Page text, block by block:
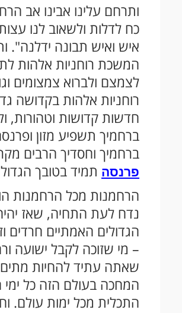
ותרחם עלינו אבינו אב
כח לדלות ולשאוב לנו
איש ואיש תבונה ידלנה".
המשכת רוחניות אלהות
לצמצם ולברוא צמצומים
רוחניות אלהות בקדושה
חדשות קדושות וטהורות,
ברחמיך תשפיע מזון
ברחמיך וחסדיך הרבים
פרנסה תמיד בטובך
הרחמנות מכל הרחמנות
נדח לעת התחיה, שאז
הגדולים האמתיים חרדים
– מי שזוכה לקבל ישועה
שאתה עתיד להחיות
המחכה בעולם הזה כל ימי
התכלית מכל ימות עולם.